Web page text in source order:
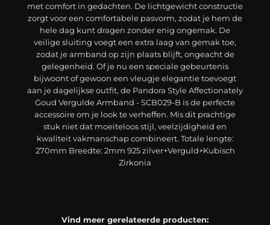
met comfort in gedachten. De lichtgewicht constructie
zorgt voor een comfortabele pasvorm, zodat je hem de
hele dag kunt dragen zonder enig ongemak. De
veilige sluiting voegt een extra laag van gemak toe,
zodat je armband op zijn plaats blijft, ongeacht de
gelegenheid. Of je nu een speciale gebeurtenis
bijwoont of gewoon een vleugje elegantie toevoegt
aan je dagelijkse outfit, de Pandora Style Affectionately
Goud Vergulde Armband - SCB029-B is de perfecte
accessoire om je look te verheffen. Mis dit prachtige
stuk niet dat moeiteloos stijl, veelzijdigheid en
kwaliteit vakmanschap combineert. Totale lengte:
270mm Breedte: 2mm 925 zilver+Verguld+Kubisch
Zirkonia
Vind meer gerelateerde producten: